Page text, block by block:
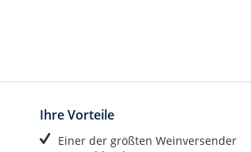
Ihre Vorteile
Einer der größten Weinversender